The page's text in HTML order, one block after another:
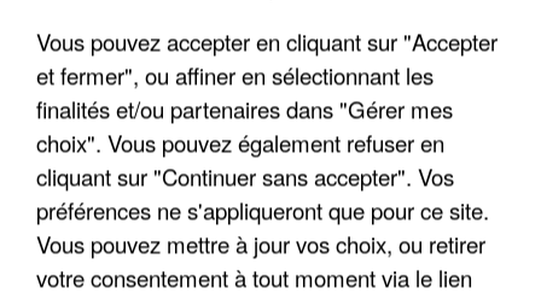
UN SECOND CADRE DE LA DZ MAFIA
INTERPELLÉ EN ALGÉRIE
Vous pouvez accepter en cliquant sur "Accepter
et fermer", ou affiner en sélectionnant les
finalités et/ou partenaires dans "Gérer mes
choix". Vous pouvez également refuser en
cliquant sur "Continuer sans accepter". Vos
préférences ne s'appliqueront que pour ce site.
Vous pouvez mettre à jour vos choix, ou retirer
votre consentement à tout moment via le lien